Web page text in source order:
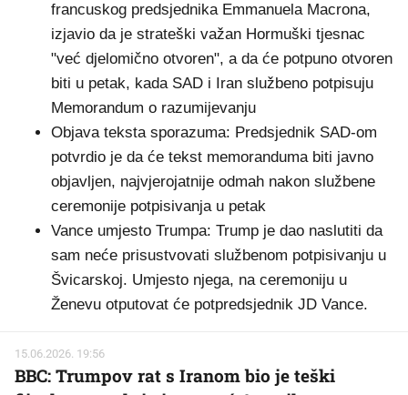
francuskog predsjednika Emmanuela Macrona,
izjavio da je strateški važan Hormuški tjesnac
"već djelomično otvoren", a da će potpuno otvoren
biti u petak, kada SAD i Iran službeno potpisuju
Memorandum o razumijevanju
Objava teksta sporazuma: Predsjednik SAD-om
potvrdio je da će tekst memoranduma biti javno
objavljen, najvjerojatnije odmah nakon službene
ceremonije potpisivanja u petak
Vance umjesto Trumpa: Trump je dao naslutiti da
sam neće prisustvovati službenom potpisivanju u
Švicarskoj. Umjesto njega, na ceremoniju u
Ženevu otputovat će potpredsjednik JD Vance.
15.06.2026. 19:56
BBC: Trumpov rat s Iranom bio je teški